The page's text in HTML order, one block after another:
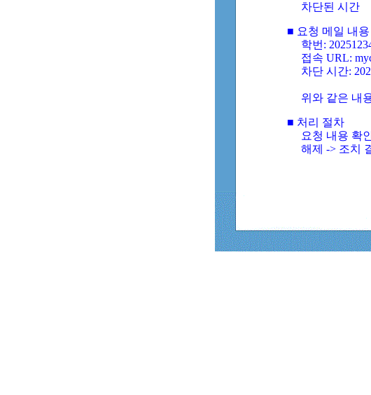
차단된 시간
■ 요청 메일 내용
학번:
접속 URL:
차단 시간:
위와 같은 내
■ 처리 절차
요청 내용 확
해제 -> 조치